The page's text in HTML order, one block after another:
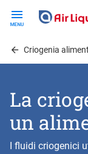
contentCriogenia
La
un
I fluidi criogenici